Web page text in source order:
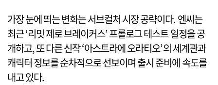
가장 눈에 띄는 변화는 서브컬처 시장 공략이다. 엔씨는
최근 ‘리밋 제로 브레이커스’ 프롤로그 테스트 일정을 공
개하고, 또 다른 신작 ‘아스트라에 오라티오’의 세계관과
캐릭터 정보를 순차적으로 선보이며 출시 준비에 속도를
내고 있다.